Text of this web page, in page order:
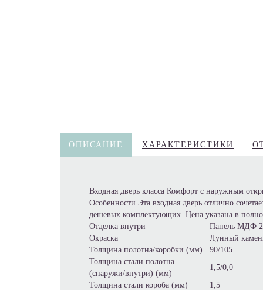
ОПИСАНИЕ ХАРАКТЕРИСТИКИ
Входная дверь класса Комфорт с наружным
Особенности Эта входная дверь отлично
дешевых комплектующих. Цена указана в
Отделка внутри
Панель МДФ
Окраска
Лунный
Толщина полотна/коробки (мм)
90/105
Толщина стали полотна
(снаружи/внутри) (мм)
1,5/0,0
Толщина стали короба (мм)
1,5